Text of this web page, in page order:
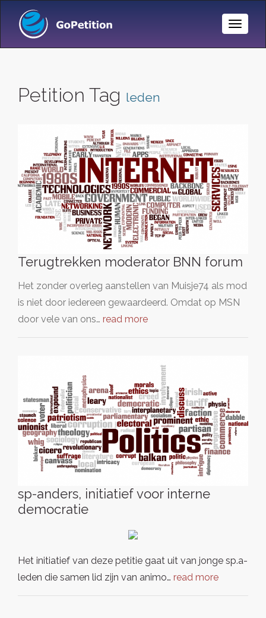
Toggle
Petition Tag leden
Terugtrekken moderator BNN forum
Het zonder overleg aanstellen van Muisje74 als mod
is niet door iedereen gewaardeerd. Omdat op MSN
door vele van ons… read more
sp-anders, initiatief voor interne
democratie
Het initiatief van deze petitie gaat uit van jonge sp.a-
leden die samen lid zijn van animo… read more